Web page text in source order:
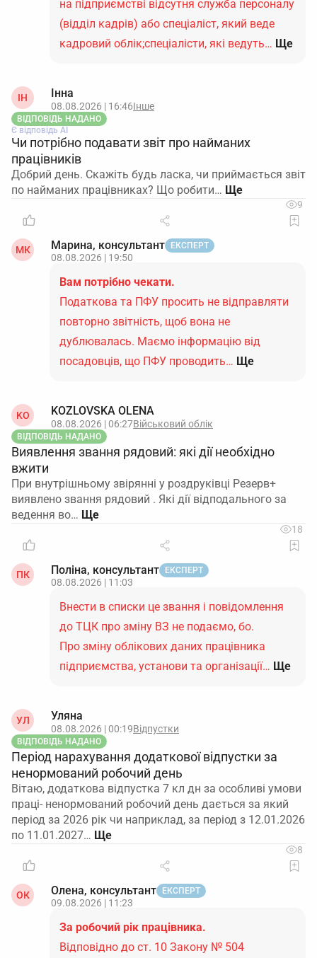
на підприємстві відсутня служба персоналу
(відділ кадрів) або спеціаліст, який веде
кадровий облік;спеціалісти, які ведуть… Ще
ІН Інна
08.08.2026 | 16:46Інше
ВІДПОВІДЬ НАДАНО
Є відповідь АІ
Чи потрібно подавати звіт про найманих
працівників
Добрий день. Скажіть будь ласка, чи приймається звіт
по найманих працівниках? Що робити…
9
МК Марина, консультант ЕКСПЕРТ
08.08.2026 | 19:50
Вам потрібно чекати.
Податкова та ПФУ просить не відправляти
повторно звітність, щоб вона не
дублювалась. Маємо інформацію від
посадовців, що ПФУ проводить… Ще
KO KOZLOVSKA OLENA
08.08.2026 | 06:27Військовий облік
ВІДПОВІДЬ НАДАНО
Виявлення звання рядовий: які дії необхідно
вжити
При внутрішньому звірянні у роздруківці Резерв+
виявлено звання рядовий . Які дії відподального за
ведення во…
18
ПК Поліна, консультант ЕКСПЕРТ
08.08.2026 | 11:03
Внести в списки це звання і повідомлення
до ТЦК про зміну ВЗ не подаємо, бо.
Про зміну облікових даних працівника
підприємства, установи та організації… Ще
УЛ Уляна
08.08.2026 | 00:19Відпустки
ВІДПОВІДЬ НАДАНО
Період нарахування додаткової відпустки за
ненормований робочий день
Вітаю, додаткова відпустка 7 кл дн за особливі умови
праці- ненормований робочий день дається за який
період за 2026 рік чи наприклад, за період з 12.01.2026
по 11.01.2027…
8
ОК Олена, консультант ЕКСПЕРТ
09.08.2026 | 11:23
За робочий рік працівника.
Відповідно до ст. 10 Закону № 504